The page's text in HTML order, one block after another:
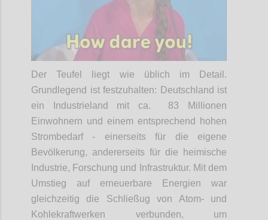
Der Teufel liegt wie üblich im Detail.
Grundlegend ist festzuhalten: Deutschland ist
ein Industrieland mit ca. 83 Millionen
Einwohnern und einem entsprechend hohen
Strombedarf - einerseits für die eigene
Bevölkerung, andererseits für die heimische
Industrie, Forschung und Infrastruktur. Mit dem
Umstieg auf erneuerbare Energien war
gleichzeitig die Schließug von Atom- und
Kohlekraftwerken verbunden, um